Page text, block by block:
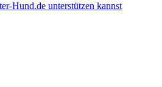
Hund.de unterstützen kannst